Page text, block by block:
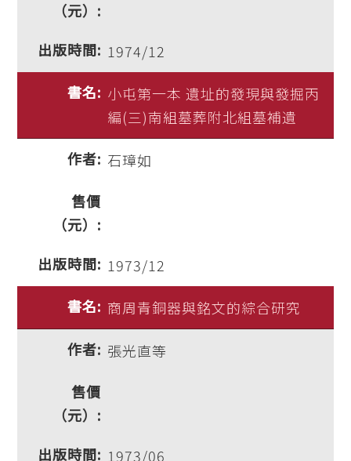
1974/12
小屯第一本 遺址的發現與發掘丙
編(三)南組墓葬附北組墓補遺
石璋如
1973/12
商周青銅器與銘文的綜合研究
張光直等
1973/06